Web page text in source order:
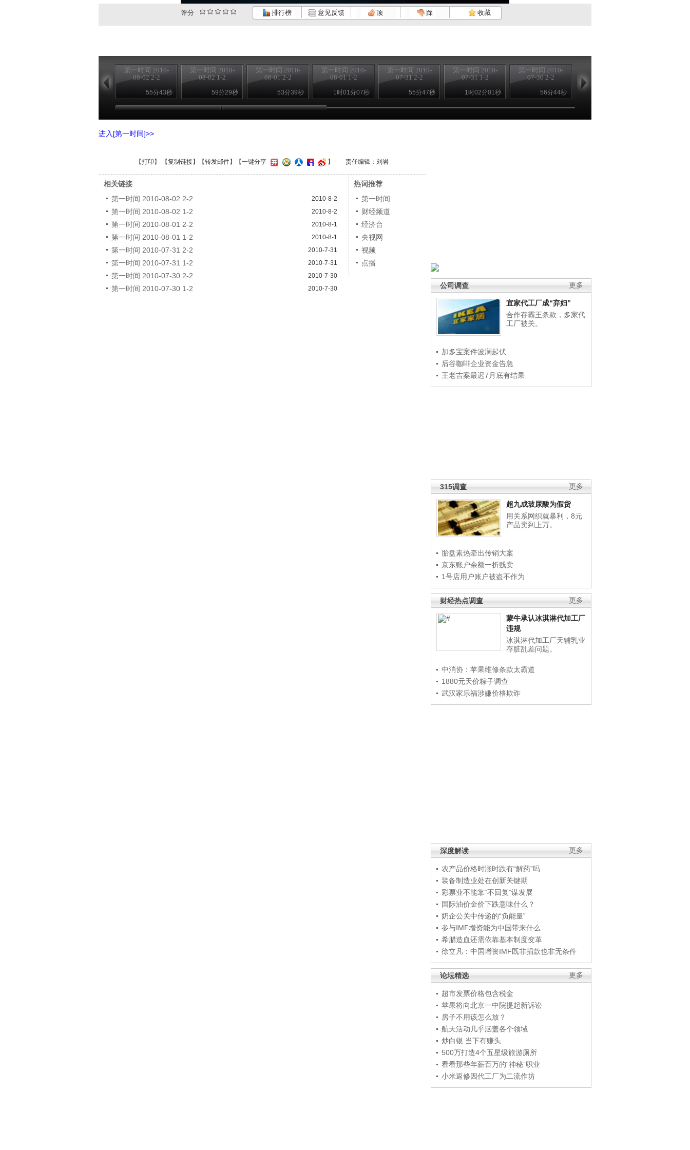
评分 排行榜 意见反馈 顶 踩 收藏
第一时间 2010-
08-02 2-2
55分43秒
第一时间 2010-
08-02 1-2
59分29秒
第一时间 2010-
08-01 2-2
53分39秒
第一时间 2010-
08-01 1-2
1时01分07秒
第一时间 2010-
07-31 2-2
55分47秒
第一时间 2010-
07-31 1-2
1时02分01秒
第一时间 2010-
07-30 2-2
56分44秒
更多
公司调查
宜家代工厂成“弃妇”
合作存霸王条款，多家代
工厂被关。
加多宝案件波澜起伏
后谷咖啡企业资金告急
王老吉案最迟7月底有结果
更多
315调查
超九成玻尿酸为假货
用关系网织就暴利，8元
产品卖到上万。
胎盘素热牵出传销大案
京东账户余额一折贱卖
1号店用户账户被盗不作为
更多
财经热点调查
蒙牛承认冰淇淋代加工厂
违规
冰淇淋代加工厂天辅乳业
存脏乱差问题。
中消协：苹果维修条款太霸道
1880元天价粽子调查
武汉家乐福涉嫌价格欺诈
更多
深度解读
农产品价格时涨时跌有“解药”吗
装备制造业处在创新关键期
彩票业不能靠“不回复”谋发展
国际油价金价下跌意味什么？
奶企公关中传递的“负能量”
参与IMF增资能为中国带来什么
希腊造血还需依靠基本制度变革
徐立凡：中国增资IMF既非捐款也非无条件
更多
论坛精选
超市发票价格包含税金
苹果将向北京一中院提起新诉讼
房子不用该怎么放？
航天活动几乎涵盖各个领域
炒白银 当下有赚头
500万打造4个五星级旅游厕所
看看那些年薪百万的“神秘”职业
小米返修因代工厂为二流作坊
进入[第一时间]>>
【打印 】 【复制链接】【转发邮件】 【一键分享 】 责任编辑：刘岩
相关链接
第一时间 2010-08-02 2-2
2010-8-2
第一时间 2010-08-02 1-2 2010-8-2
第一时间 2010-08-01 2-2 2010-8-1
第一时间 2010-08-01 1-2 2010-8-1
第一时间 2010-07-31 2-2 2010-7-31
第一时间 2010-07-31 1-2 2010-7-31
第一时间 2010-07-30 2-2 2010-7-30
第一时间 2010-07-30 1-2 2010-7-30
热词推荐
第一时间
财经频道
经济台
央视网
视频
点播